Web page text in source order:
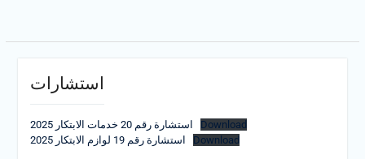
استشارات
استشارة رقم 20 خدمات الابتكار 2025
Download
استشارة رقم 19 لوازم الابتكار 2025
Download